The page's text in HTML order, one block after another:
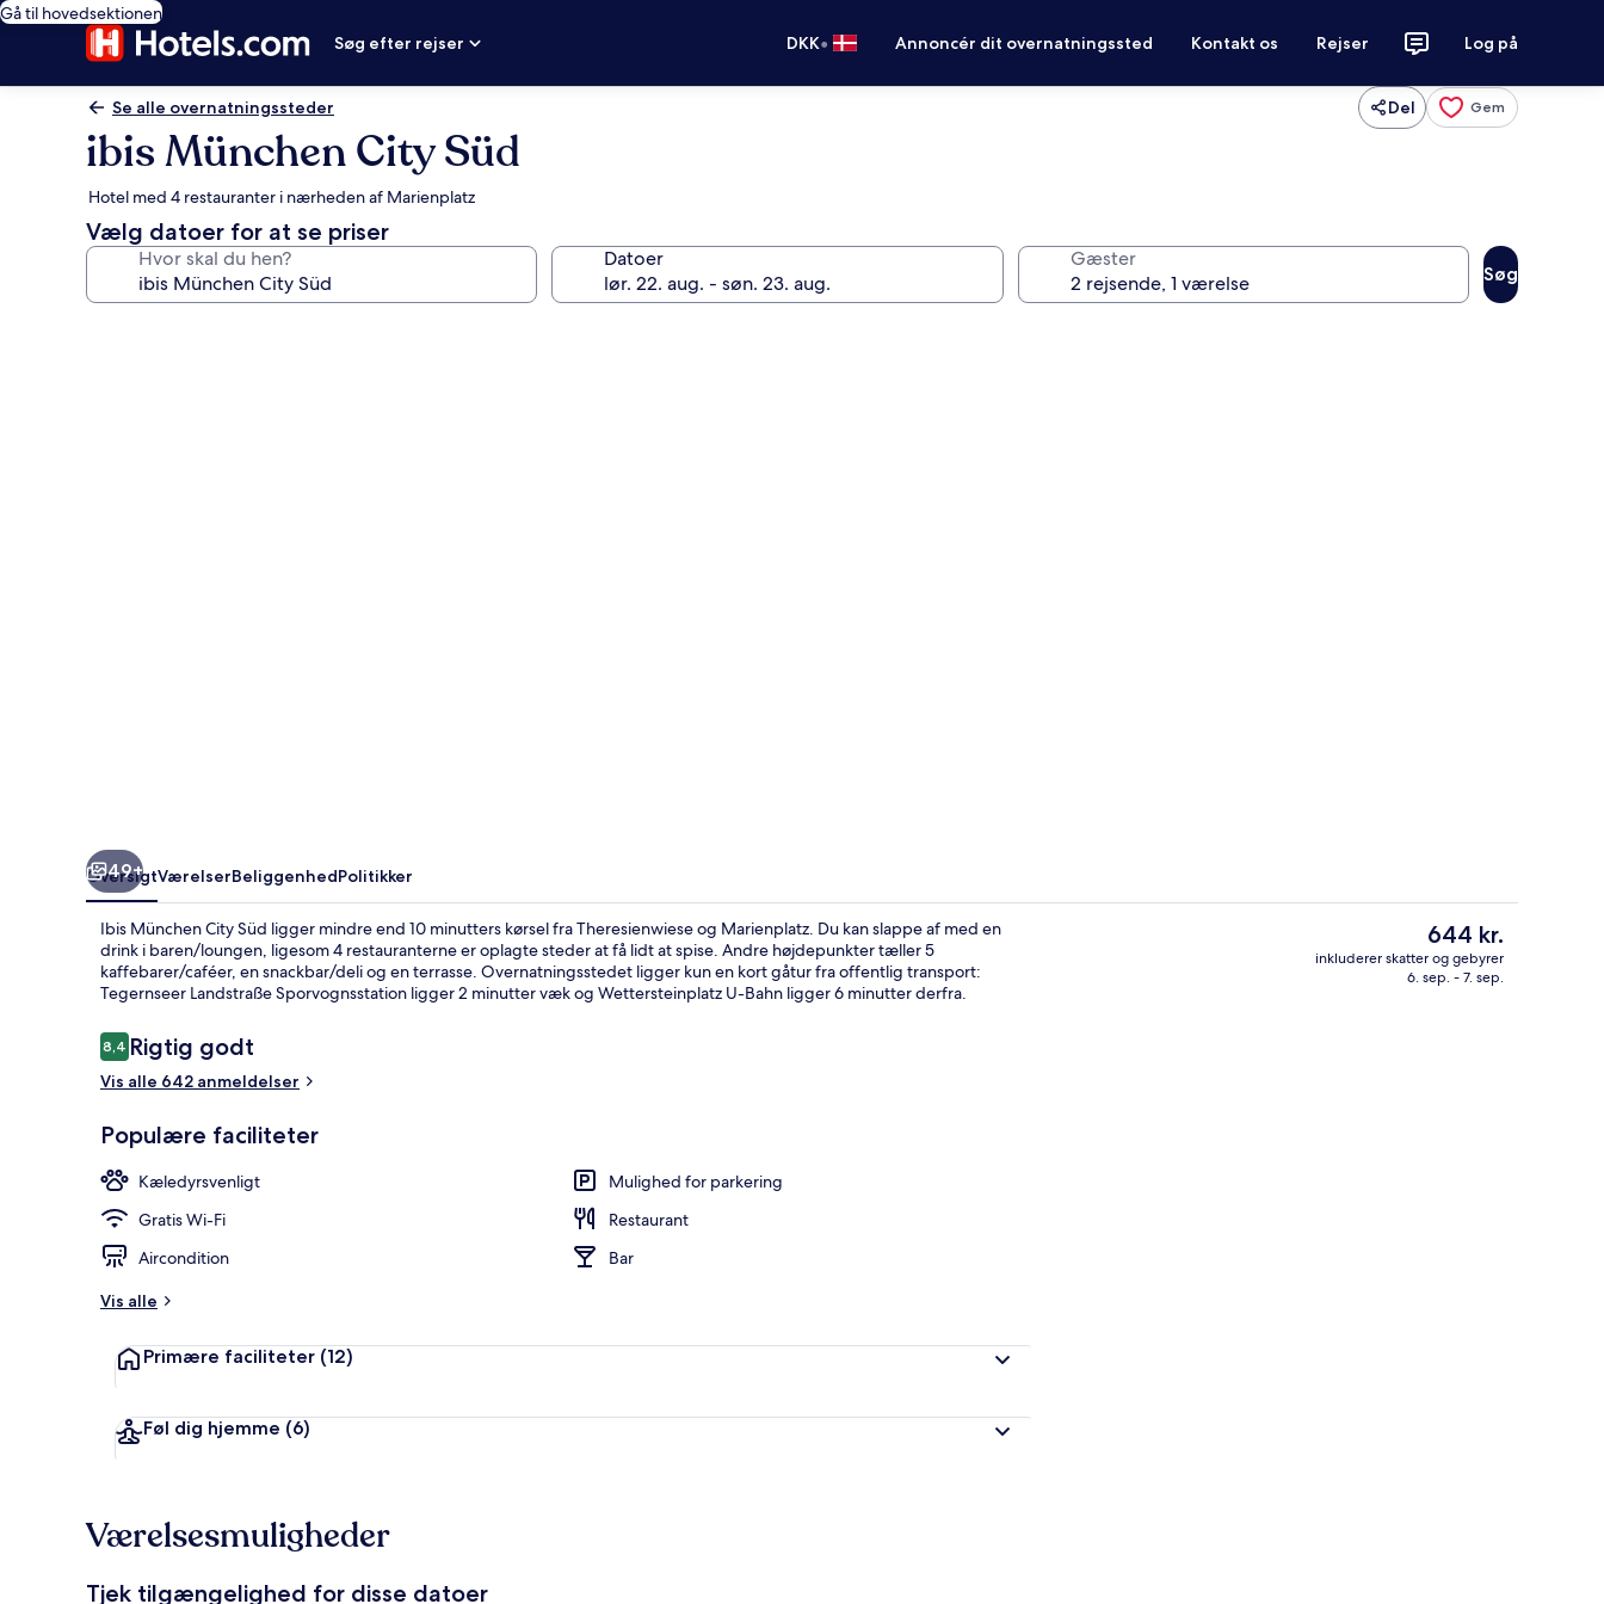
Gå til hovedsektionen
Søg efter rejser
DKK• Annoncér dit overnatningssted Kontakt os Rejser Log på
Se alle overnatningssteder Del Gem
ibis München City Süd
Hotel med 4 restauranter i nærheden af Marienplatz
Vælg datoer for at se priser
Hvor skal du hen? Datoer Gæster
Søg
Forretningscenter
49+
OversigtVærelserBeliggenhedPolitikker
Ibis München City Süd ligger mindre end 10 minutters kørsel fra Theresienwiese og Marienplatz. Du kan slappe af med en
drink i baren/loungen, ligesom 4 restauranterne er oplagte steder at få lidt at spise. Andre højdepunkter tæller 5
kaffebarer/caféer, en snackbar/deli og en terrasse. Overnatningsstedet ligger kun en kort gåtur fra offentlig transport:
Tegernseer Landstraße Sporvognsstation ligger 2 minutter væk og Wettersteinplatz U-Bahn ligger 6 minutter derfra.
Anmeldelser
8,48,4 ud af 10.
Rigtig godt
Vis alle 642 anmeldelser
Populære faciliteter
Kæledyrsvenligt
Mulighed for parkering
Gratis Wi-Fi
Restaurant
Aircondition
Bar
Vis alle
Primære faciliteter (12)
Føl dig hjemme (6)
Den
nuværende
pris
644 kr.
inkluderer skatter og gebyrer
6. sep. - 7. sep.
Værelsesmuligheder
Tjek tilgængelighed for disse datoer